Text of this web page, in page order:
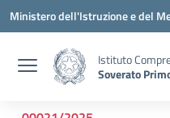
Vai ai contenuti
Vai al menu di navigazione
Vai al footer
Ministero dell'Istruzione e del
Istituto
Soverato